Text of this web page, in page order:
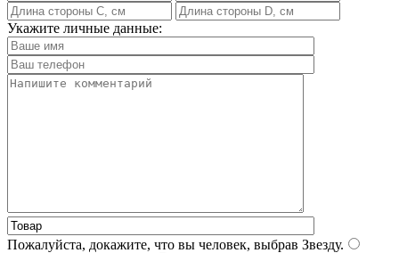
Укажите личные данные:
Пожалуйста, докажите, что вы человек, выбрав Звезду.